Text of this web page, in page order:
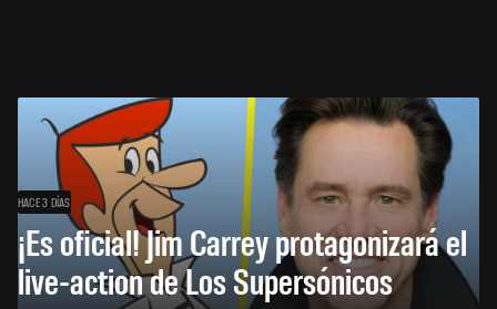
HACE 3 DÍAS
¡Es oficial! Jim Carrey protagonizará el
live-action de Los Supersónicos